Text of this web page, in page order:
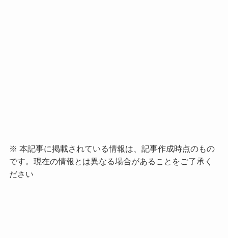
※ 本記事に掲載されている情報は、記事作成時点のもの
です。現在の情報とは異なる場合があることをご了承く
ださい